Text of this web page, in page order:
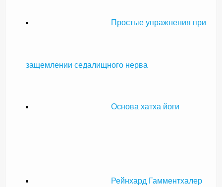
Простые упражнения при
защемлении седалищного нерва
Основа хатха йоги
Рейнхард Гамментхалер